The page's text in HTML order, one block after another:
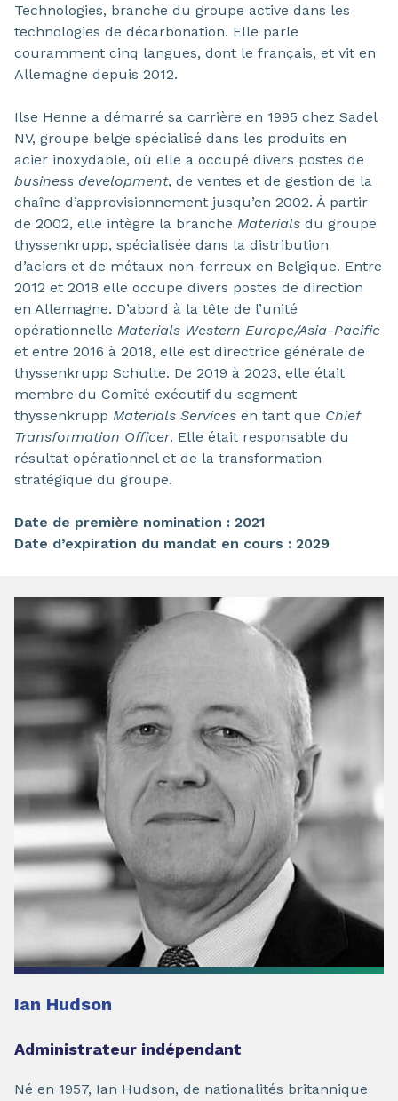
Technologies, branche du groupe active dans les
technologies de décarbonation. Elle parle
couramment cinq langues, dont le français, et vit en
Allemagne depuis 2012.
Ilse Henne a démarré sa carrière en 1995 chez Sadel
NV, groupe belge spécialisé dans les produits en
acier inoxydable, où elle a occupé divers postes de
business development, de ventes et de gestion de la
chaîne d’approvisionnement jusqu’en 2002. À partir
de 2002, elle intègre la branche Materials du groupe
thyssenkrupp, spécialisée dans la distribution
d’aciers et de métaux non-ferreux en Belgique. Entre
2012 et 2018 elle occupe divers postes de direction
en Allemagne. D’abord à la tête de l’unité
opérationnelle Materials Western Europe/Asia-Pacific
et entre 2016 à 2018, elle est directrice générale de
thyssenkrupp Schulte. De 2019 à 2023, elle était
membre du Comité exécutif du segment
thyssenkrupp Materials Services en tant que Chief
Transformation Officer. Elle était responsable du
résultat opérationnel et de la transformation
stratégique du groupe.
Date de première nomination : 2021
Date d’expiration du mandat en cours : 2029
Ian Hudson
Administrateur indépendant
Né en 1957, Ian Hudson, de nationalités britannique